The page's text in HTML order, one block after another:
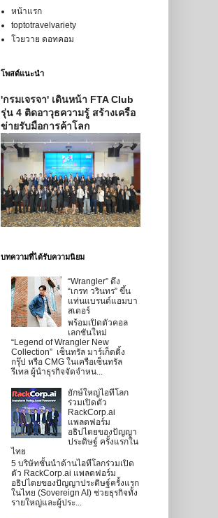
หน้าแรก
toptotravelvariety
โวยวาย ดอทคอม
โพสต์แนะนำ
'กรมเจรจา' เดินหน้า FTA Club
รุ่น 4 ติดอาวุธความรู้ สร้างเครือ
ข่ายรับมือการค้าโลก
บทความที่ได้รับความนิยม
“Wrangler” ดึง
“เกรท วรินทร” ขึ้น
แท่นแบรนด์แอมบา
สเดอร์
พร้อมเปิดตัวคอล
เลกชันใหม่
“Legend of Wrangler New
Collection” เซ็นทรัล มาร์เก็ตติ้ง
กรุ๊ป หรือ CMG ในเครือเซ็นทรัล
รีเทล ผู้นำธุรกิจจัดจำหน...
ยักษ์ใหญ่ไอทีโลก
ร่วมเปิดตัว
RackCorp.ai
แพลตฟอร์ม
อธิปไตยของปัญญา
ประดิษฐ์ ครั้งแรกใน
ไทย
5 บริษัทชั้นนำด้านไอทีโลกร่วมเปิด
ตัว RackCorp.ai แพลตฟอร์ม
อธิปไตยของปัญญาประดิษฐ์ครั้งแรก
ในไทย (Sovereign AI) ช่วยธุรกิจทั้ง
รายใหญ่และผู้ประ...